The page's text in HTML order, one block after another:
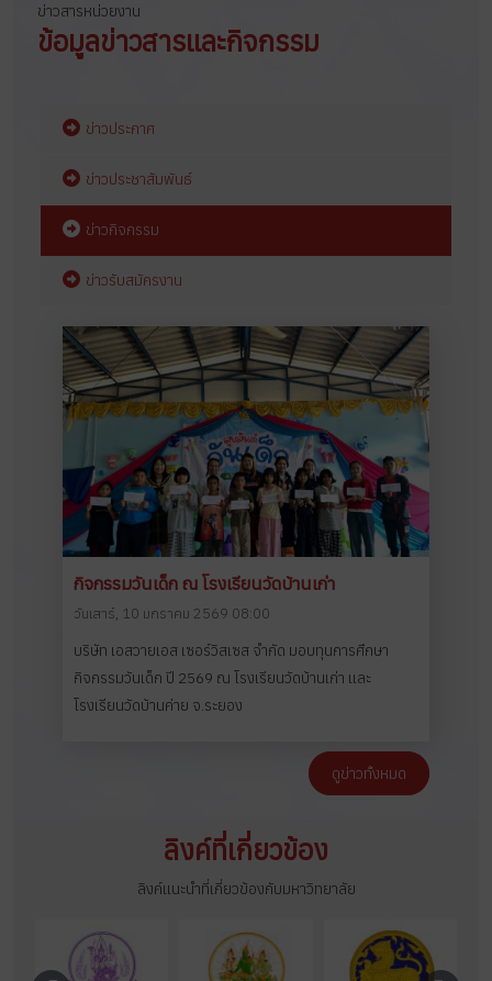
ข่าวสารหน่วยงาน
ข้อมูลข่าวสารและกิจกรรม
ข่าวประกาศ
ข่าวประชาสัมพันธ์
ข่าวกิจกรรม
ข่าวรับสมัครงาน
กิจกรรมวันเด็ก ณ โรงเรียนวัดบ้านเก่า
วันเสาร์, 10 มกราคม 2569 08:00
บริษัท เอสวายเอส เซอร์วิสเซส จำกัด มอบทุนการศึกษา
กิจกรรมวันเด็ก ปี 2569 ณ โรงเรียนวัดบ้านเก่า และ
โรงเรียนวัดบ้านค่าย จ.ระยอง
ดูข่าวทั้งหมด
ลิงค์ที่เกี่ยวข้อง
ลิงค์แนะนำที่เกี่ยวข้องกับมหาวิทยาลัย